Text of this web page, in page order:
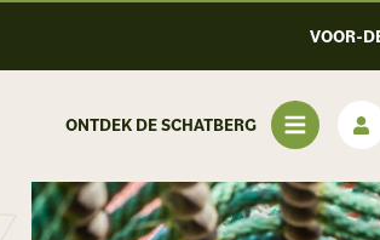
VOOR-
ONTDEK DE SCHATBERG